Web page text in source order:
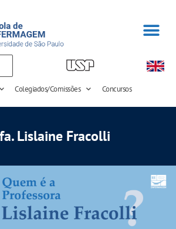
Colegiados/Comissões Concursos
Lislaine Fracolli